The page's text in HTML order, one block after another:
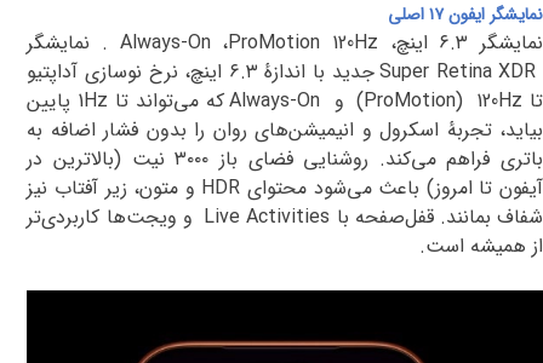
نمایشگر ایفون ۱۷ اصلی
نمایشگر ۶.۳ اینچ، ProMotion 120Hz،Always-On
. نمایشگر
Super Retina XDRجدید با اندازهٔ ۶.۳ اینچ، نرخ نوسازی آداپتیو
تا 120Hz
(ProMotion) و Always-Onکه می‌تواند تا 1Hz پایین
بیاید، تجربهٔ اسکرول و انیمیشن‌های روان را بدون فشار اضافه به
باتری فراهم می‌کند. روشنایی فضای باز ۳۰۰۰نیت (بالاترین در
آیفون تا امروز) باعث می‌شود محتوایHDR و متون، زیر آفتاب نیز
شفاف بمانند. قفل‌صفحه با Live Activities و ویجت‌ها کاربردی‌تر
از همیشه است.